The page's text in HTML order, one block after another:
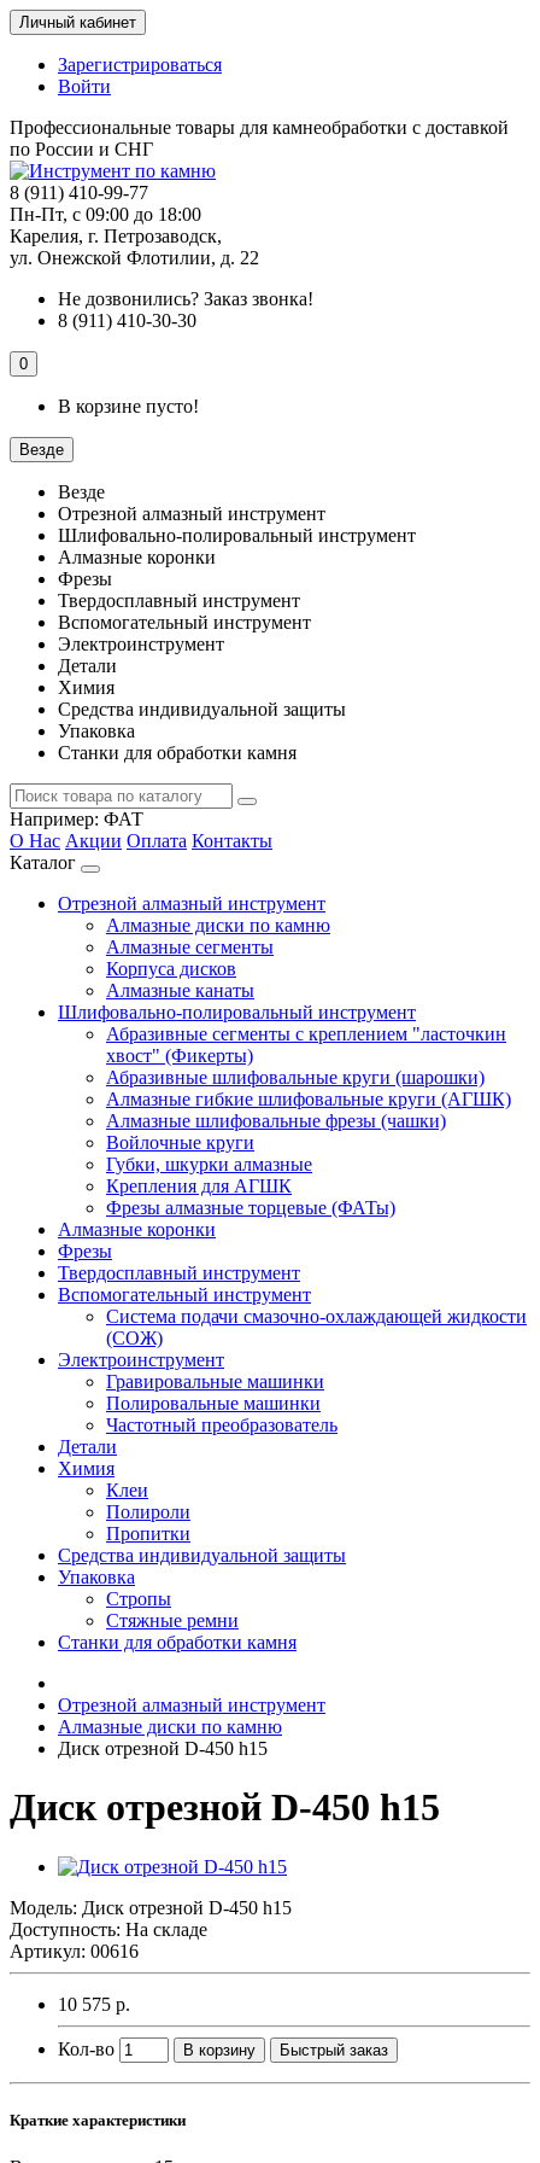
Личный кабинет
Зарегистрироваться
Войти
Профессиональные товары для камнеобработки с доставкой
по России и СНГ
8 (911) 410-99-77
Пн-Пт, с 09:00 до 18:00
Карелия, г. Петрозаводск,
ул. Онежской Флотилии, д. 22
Не дозвонились? Заказ звонка!
8 (911) 410-30-30
0
В корзине пусто!
Везде
Везде
Отрезной алмазный инструмент
Шлифовально-полировальный инструмент
Алмазные коронки
Фрезы
Твердосплавный инструмент
Вспомогательный инструмент
Электроинструмент
Детали
Химия
Средства индивидуальной защиты
Упаковка
Станки для обработки камня
Например: ФАТ
О Нас Акции Оплата Контакты
Каталог
Отрезной алмазный инструмент
Алмазные диски по камню
Алмазные сегменты
Корпуса дисков
Алмазные канаты
Шлифовально-полировальный инструмент
Абразивные сегменты с креплением "ласточкин
хвост" (Фикерты)
Абразивные шлифовальные круги (шарошки)
Алмазные гибкие шлифовальные круги (АГШК)
Алмазные шлифовальные фрезы (чашки)
Войлочные круги
Губки, шкурки алмазные
Крепления для АГШК
Фрезы алмазные торцевые (ФАТы)
Алмазные коронки
Фрезы
Твердосплавный инструмент
Вспомогательный инструмент
Система подачи смазочно-охлаждающей жидкости
(СОЖ)
Электроинструмент
Гравировальные машинки
Полировальные машинки
Частотный преобразователь
Детали
Химия
Клеи
Полироли
Пропитки
Средства индивидуальной защиты
Упаковка
Стропы
Стяжные ремни
Станки для обработки камня
Отрезной алмазный инструмент
Алмазные диски по камню
Диск отрезной D-450 h15
Диск отрезной D-450 h15
Модель: Диск отрезной D-450 h15
Доступность: На складе
Артикул: 00616
10 575 р.
Кол-во В корзину Быстрый заказ
Краткие характеристики